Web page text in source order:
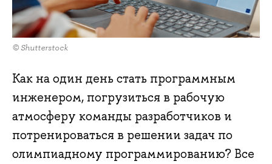
© Shutterstock
Как на один день стать программным
инженером, погрузиться в рабочую
атмосферу команды разработчиков и
потренироваться в решении задач по
олимпиадному программированию? Все